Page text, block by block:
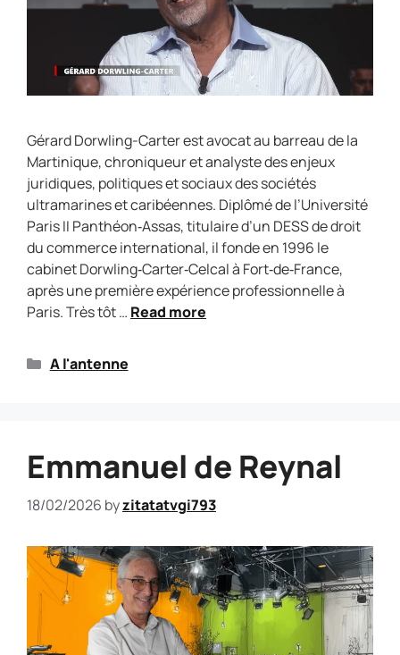
Gérard Dorwling-Carter est avocat au barreau de la
Martinique, chroniqueur et analyste des enjeux
juridiques, politiques et sociaux des sociétés
ultramarines et caribéennes. Diplômé de l’Université
Paris II Panthéon‑Assas, titulaire d’un DESS de droit
du commerce international, il fonde en 1996 le
cabinet Dorwling‑Carter‑Celcal à Fort‑de‑France,
après une première expérience professionnelle à
Paris. Très tôt … Read more
A l'antenne
Emmanuel de Reynal
18/02/2026 byzitatatvgi793